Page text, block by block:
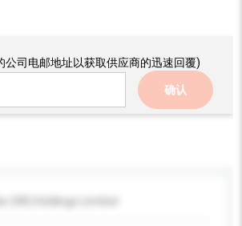
公司电邮地址以获取供应商的迅速回覆)
确认